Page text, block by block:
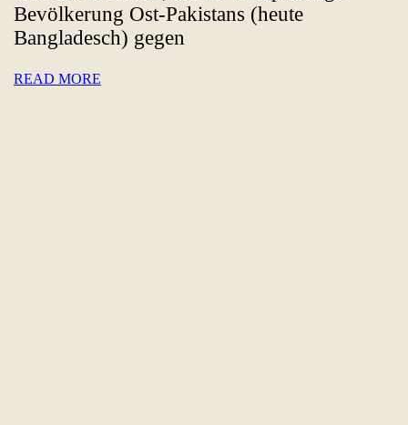
Muttersprache
2015
Bevölkerung Ost-Pakistans (heute
Bangladesch) gegen
READ MORE